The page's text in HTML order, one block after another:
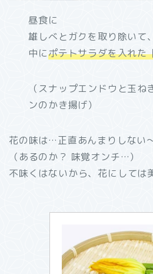
昼食に
雄しべとガクを取り除いて
中にポテトサラダを入れた
（スナップエンドウと玉
ンのかき揚げ）
花の味は…正直あんまりしない～
（あるのか？ 味覚オンチ…）
不味くはないから、花にしては